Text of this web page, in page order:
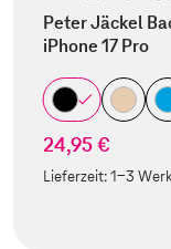
Peter Jäckel
iPhone 17 Pro
24,95 €
Lieferzeit:1-3